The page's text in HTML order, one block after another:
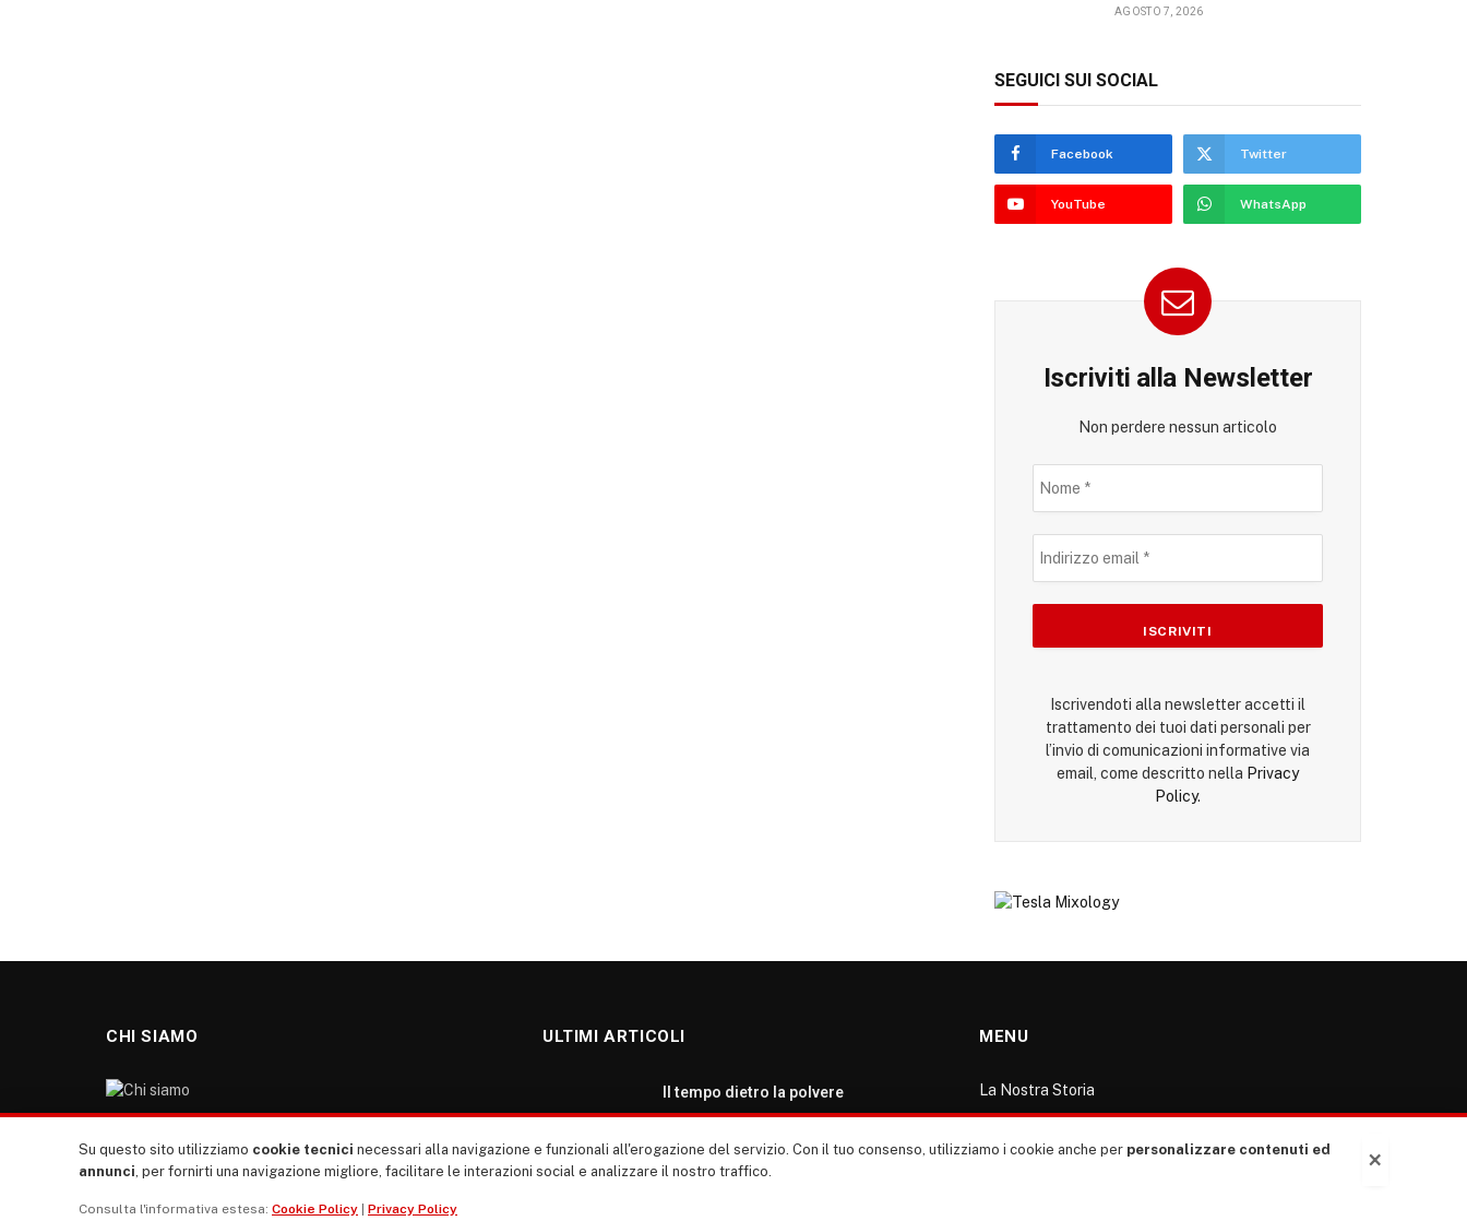
AGOSTO 7, 2026
SEGUICI SUI SOCIAL
Facebook Twitter
YouTube WhatsApp
Iscriviti alla Newsletter
Non perdere nessun articolo
Iscrivendoti alla newsletter accetti il
trattamento dei tuoi dati personali per
l’invio di comunicazioni informative via
email, come descritto nella Privacy
Policy.
CHI SIAMO
nostro sito giornale è l’erede di “TUTTI”: giornale
anni ‘70, “rete”, diremmo oggi, dei direttori dei giornali
ULTIMI ARTICOLI
Il tempo dietro la polvere
MENU
La Nostra Storia
ventitrenta
×
Su questo sito utilizziamo cookie tecnici necessari alla navigazione e funzionali all'erogazione del servizio. Con il tuo consenso, utilizziamo i cookie anche per personalizzare contenuti ed
annunci, per fornirti una navigazione migliore, facilitare le interazioni social e analizzare il nostro traffico.
Consulta l'informativa estesa: Cookie Policy Privacy Policy